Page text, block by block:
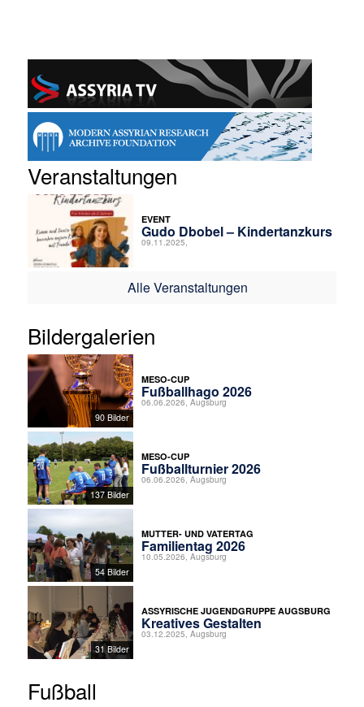
Veranstaltungen
EVENT
Gudo Dbobel – Kindertanzkurs
09.11.2025,
Alle Veranstaltungen
Bildergalerien
90 Bilder
MESO-CUP
Fußballhago 2026
06.06.2026, Augsburg
137 Bilder
MESO-CUP
Fußballturnier 2026
06.06.2026, Augsburg
54 Bilder
MUTTER- UND VATERTAG
Familientag 2026
10.05.2026, Augsburg
31 Bilder
ASSYRISCHE JUGENDGRUPPE AUGSBURG
Kreatives Gestalten
03.12.2025, Augsburg
Fußball